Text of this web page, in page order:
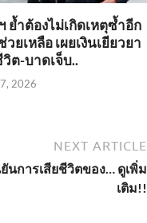
ย้ำต้องไม่เกิดเหตุซ้ำอีก
วยเหลือ เผยเงินเยียวยา
วิต-บาดเจ็บ..
2026
NEXT ARTICLE
นการเสียชีวิตของ… ดูเพิ่ม
เติม!!